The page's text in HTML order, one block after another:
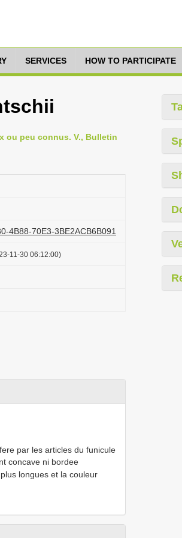
SERVICES HOW TO PARTICIPATE
ou peu connus. V., Bulletin
4B88-70E3-3BE2ACB6B091
11-30 06:12:00)
par les articles du funicule
concave ni bordee
longues et la couleur